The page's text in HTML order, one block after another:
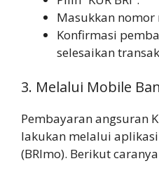
Masukkan nomor
Konfirmasi
selesaikan
3. Melalui Mobile
Pembayaran angsuran
lakukan melalui
(BRImo). Berikut